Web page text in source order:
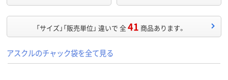
「サイズ」「販売単位」 違いで 全41 商品あります。
アスクルのチャック袋を全て見る